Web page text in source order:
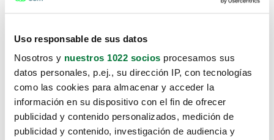
Uso responsable de sus datos
Nosotros y nuestros 1022 socios procesamos sus
datos personales, p.ej., su dirección IP, con tecnologías
como las cookies para almacenar y acceder la
información en su dispositivo con el fin de ofrecer
publicidad y contenido personalizados, medición de
publicidad y contenido, investigación de audiencia y
Lo sentimos, no sabemos como
te hemos traido hasta aquí.